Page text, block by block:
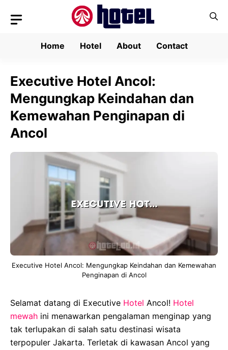
Home
Hotel About Contact
Executive Hotel Ancol:
Mengungkap Keindahan dan
Kemewahan Penginapan di
Ancol
Executive Hotel Ancol: Mengungkap Keindahan dan Kemewahan
Penginapan di Ancol
Selamat datang di Executive Hotel Ancol! Hotel
mewah ini menawarkan pengalaman menginap yang
tak terlupakan di salah satu destinasi wisata
terpopuler Jakarta. Terletak di kawasan Ancol yang